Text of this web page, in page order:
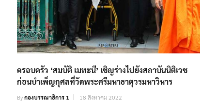
ครอบครัว ‘สมบัติ เมทะนี’ เชิญร่างไปยังสถาบันนิติเวช
ก่อนบำเพ็ญกุศลที่วัดพระศรีมหาธาตุวรมหาวิหาร
Byกองบรรณาธิการ 1 18 สิงหาคม 2022